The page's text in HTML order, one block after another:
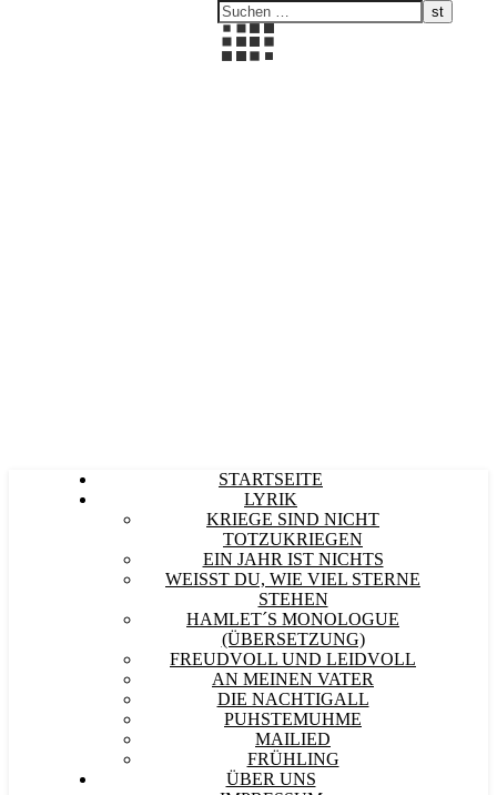
STARTSEITE
LYRIK
KRIEGE SIND NICHT
TOTZUKRIEGEN
EIN JAHR IST NICHTS
WEISST DU, WIE VIEL STERNE S
TEHEN
HAMLET´S MONOLOGUE
(ÜBERSETZUNG)
FREUDVOLL UND LEIDVOLL
AN MEINEN VATER
DIE NACHTIGALL
PUHSTEMUHME
MAILIED
FRÜHLING
ÜBER UNS